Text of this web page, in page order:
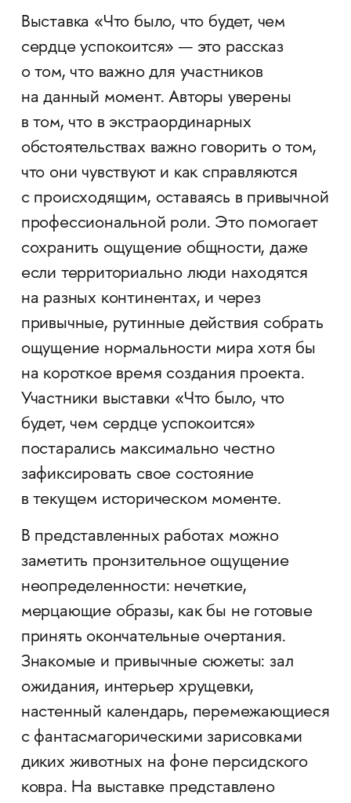
Выставка «Что было, что будет, чем
сердце успокоится» — это рассказ
о том, что важно для участников
на данный момент. Авторы уверены
в том, что в экстраординарных
обстоятельствах важно говорить о том,
что они чувствуют и как справляются
с происходящим, оставаясь в привычной
профессиональной роли. Это помогает
сохранить ощущение общности, даже
если территориально люди находятся
на разных континентах, и через
привычные, рутинные действия собрать
ощущение нормальности мира хотя бы
на короткое время создания проекта.
Участники выставки «Что было, что
будет, чем сердце успокоится»
постарались максимально честно
зафиксировать свое состояние
в текущем историческом моменте.
В представленных работах можно
заметить пронзительное ощущение
неопределенности: нечеткие,
мерцающие образы, как бы не готовые
принять окончательные очертания.
Знакомые и привычные сюжеты: зал
ожидания, интерьер хрущевки,
настенный календарь, перемежающиеся
с фантасмагорическими зарисовками
диких животных на фоне персидского
ковра. На выставке представлено